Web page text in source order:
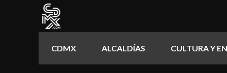
CDMX ALCALDÍAS CULTURA Y